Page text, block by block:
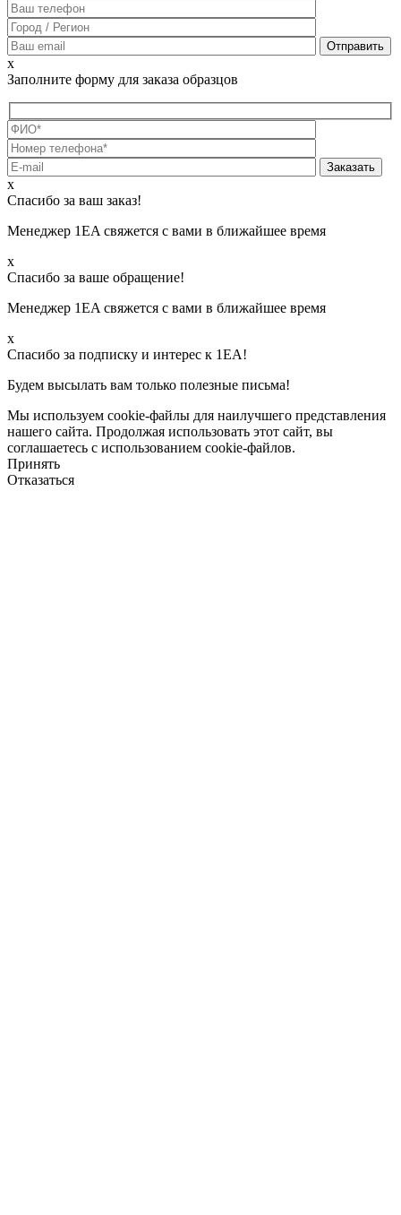
x
Заполните форму для заказа образцов
х
Спасибо за ваш заказ!
Менеджер 1EA свяжется с вами в ближайшее время
х
Спасибо за ваше обращение!
Менеджер 1EA свяжется с вами в ближайшее время
х
Спасибо за подписку и интерес к 1ЕА!
Будем высылать вам только полезные письма!
Мы используем cookie-файлы для наилучшего представления
нашего сайта. Продолжая использовать этот сайт, вы
соглашаетесь с использованием cookie-файлов.
Принять
Отказаться